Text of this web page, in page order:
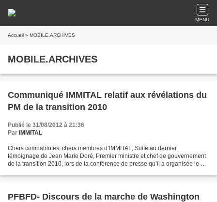
MENU
Accueil » MOBILE.ARCHIVES
MOBILE.ARCHIVES
Communiqué IMMITAL relatif aux révélations du
PM de la transition 2010
Publié le 31/08/2012 à 21:36
Par IMMITAL
Chers compatriotes, chers membres d’IMMITAL, Suite au dernier
témoignage de Jean Marie Doré, Premier ministre et chef de gouvernement
de la transition 2010, lors de la conférence de presse qu’il a organisée le 20
PFBFD- Discours de la marche de Washington